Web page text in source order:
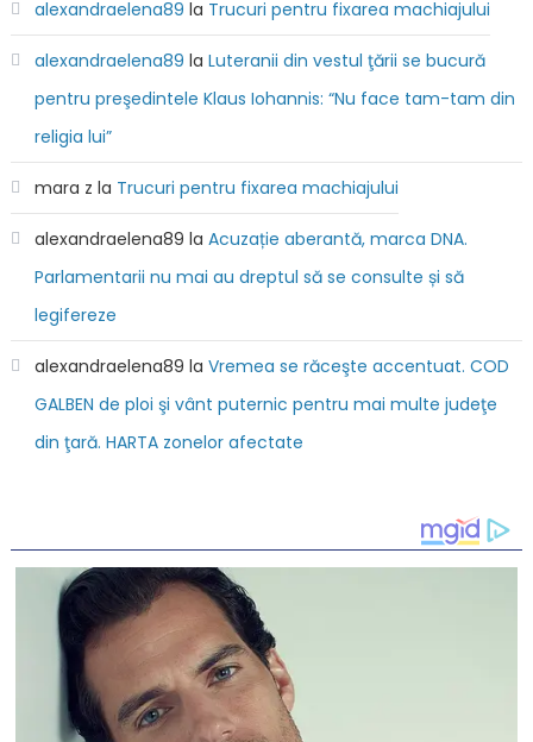
alexandraelena89 la Trucuri pentru fixarea machiajului
alexandraelena89 la Luteranii din vestul ţării se bucură
pentru preşedintele Klaus Iohannis: “Nu face tam-tam din
religia lui”
mara z la Trucuri pentru fixarea machiajului
alexandraelena89 la Acuzație aberantă, marca DNA.
Parlamentarii nu mai au dreptul să se consulte și să
legifereze
alexandraelena89 la Vremea se răceşte accentuat. COD
GALBEN de ploi şi vânt puternic pentru mai multe judeţe
din ţară. HARTA zonelor afectate